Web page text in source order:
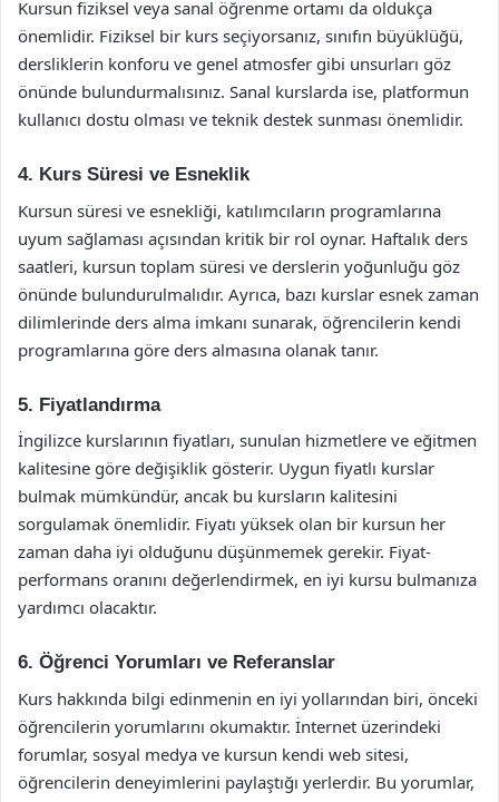
Kursun fiziksel veya sanal öğrenme ortamı da oldukça
önemlidir. Fiziksel bir kurs seçiyorsanız, sınıfın büyüklüğü,
dersliklerin konforu ve genel atmosfer gibi unsurları göz
önünde bulundurmalısınız. Sanal kurslarda ise, platformun
kullanıcı dostu olması ve teknik destek sunması önemlidir.
4. Kurs Süresi ve Esneklik
Kursun süresi ve esnekliği, katılımcıların programlarına
uyum sağlaması açısından kritik bir rol oynar. Haftalık ders
saatleri, kursun toplam süresi ve derslerin yoğunluğu göz
önünde bulundurulmalıdır. Ayrıca, bazı kurslar esnek zaman
dilimlerinde ders alma imkanı sunarak, öğrencilerin kendi
programlarına göre ders almasına olanak tanır.
5. Fiyatlandırma
İngilizce kurslarının fiyatları, sunulan hizmetlere ve eğitmen
kalitesine göre değişiklik gösterir. Uygun fiyatlı kurslar
bulmak mümkündür, ancak bu kursların kalitesini
sorgulamak önemlidir. Fiyatı yüksek olan bir kursun her
zaman daha iyi olduğunu düşünmemek gerekir. Fiyat-
performans oranını değerlendirmek, en iyi kursu bulmanıza
yardımcı olacaktır.
6. Öğrenci Yorumları ve Referanslar
Kurs hakkında bilgi edinmenin en iyi yollarından biri, önceki
öğrencilerin yorumlarını okumaktır. İnternet üzerindeki
forumlar, sosyal medya ve kursun kendi web sitesi,
öğrencilerin deneyimlerini paylaştığı yerlerdir. Bu yorumlar,